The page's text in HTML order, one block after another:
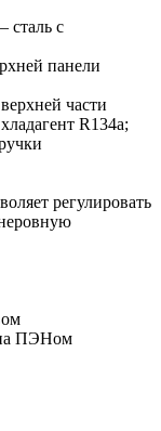
сталь с
панели
части
R134a;
регулировать
ПЭНом